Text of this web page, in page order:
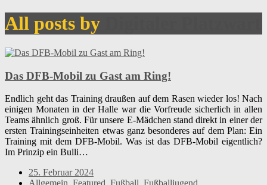
All posts by
Das DFB-Mobil zu Gast am Ring!
Endlich geht das Training draußen auf dem Rasen wieder los! Nach
einigen Monaten in der Halle war die Vorfreude sicherlich in allen
Teams ähnlich groß. Für unsere E-Mädchen stand direkt in einer der
ersten Trainingseinheiten etwas ganz besonderes auf dem Plan: Ein
Training mit dem DFB-Mobil. Was ist das DFB-Mobil eigentlich?
Im Prinzip ein Bulli…
25. Februar 2024